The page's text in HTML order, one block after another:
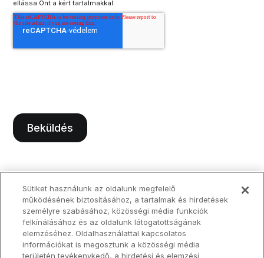
ellássa Önt a kért tartalmakkal.
Sütiket használunk az oldalunk megfelelő
működésének biztosításához, a tartalmak és hirdetések
személyre szabásához, közösségi média funkciók
felkínálásához és az oldalunk látogatottságának
elemzéséhez. Oldalhasználattal kapcsolatos
információkat is megosztunk a közösségi média
területén tevékenykedő, a hirdetési és elemzési